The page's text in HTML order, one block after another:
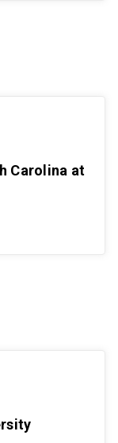
Carolina at